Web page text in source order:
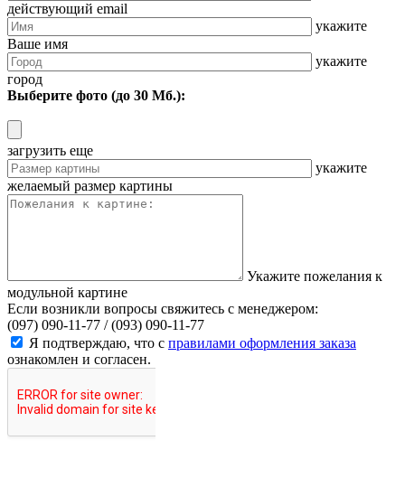
действующий email
укажите
Ваше имя
укажите
город
Выберите фото (до 30 Мб.):
загрузить еще
укажите
желаемый размер картины
Укажите пожелания к
модульной картине
Если возникли вопросы свяжитесь с менеджером:
(097) 090-11-77 /(093) 090-11-77
Я подтверждаю, что с правилами оформления заказа
ознакомлен и согласен.